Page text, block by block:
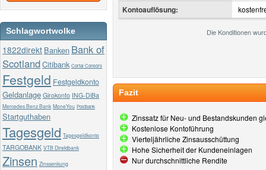
Schlagwortwolke
1822direkt Banken Bank of
ScotlandCitibank Cortal Consors
Festgeld Festgeldkonto
Geldanlage Girokonto ING-DiBa
Mercedes Benz Bank MoneYou Postbank
Startguthaben
Tagesgeld Tagesgeldkonto
TARGOBANK VTB Direktbank
Zinsen Zinssenkung
Kontoauflösung:
Die Konditionen
Fazit
Zinssatz für Neu- und Bestandskunden
Kostenlose Kontoführung
Vierteljährliche Zinsausschüttung
Hohe Sicherheit der Kundeneinlagen
Nur durchschnittliche Rendite